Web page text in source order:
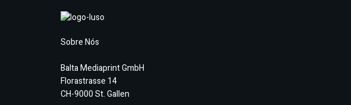
Sobre Nós
Balta Mediaprint GmbH
Florastrasse 14
CH-9000 St. Gallen